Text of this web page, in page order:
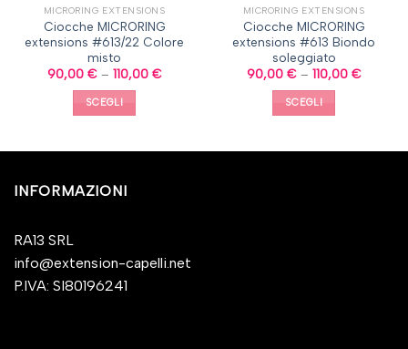
MICRORING EXTENSIONS
Ciocche MICRORING
extensions #613/22 Colore
misto
90,00 €– 110,00 €
SCEGLI
MICRORING EXTENSIONS
Ciocche MICRORING
extensions #613 Biondo
soleggiato
90,00 €– 110,00 €
SCEGLI
INFORMAZIONI
RA13 SRL
info@extension-capelli.net
P.IVA: SI80196241